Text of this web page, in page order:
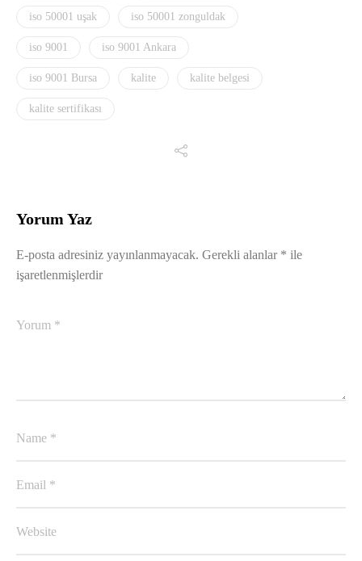
iso 50001 uşak iso 50001 zonguldak
iso 9001 iso 9001 Ankara
iso 9001 Bursa kalite kalite belgesi
kalite sertifikası
Yorum Yaz
E-posta adresiniz yayınlanmayacak. Gerekli alanlar * ile
işaretlenmişlerdir